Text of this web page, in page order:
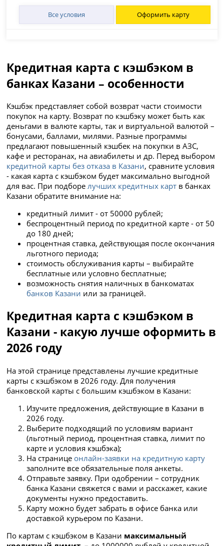
Все условия Оформить карту
Кредитная карта с кэшбэком в
банках Казани – особенности
Кэшбэк представляет собой возврат части стоимости
покупок на карту. Возврат по кэшбэку может быть как
деньгами в валюте карты, так и виртуальной валютой –
бонусами, баллами, милями. Разные программы
предлагают повышенный кэшбек на покупки в АЗС,
кафе и ресторанах, на авиабилеты и др. Перед выбором
кредитной карты без отказа в Казани, сравните условия
- какая карта с кэшбэком будет максимально выгодной
для вас. При подборелучших кредитных карт в банках
Казани обратите внимание на:
кредитный лимит - от 50000 рублей;
беспроцентный период по кредитной карте - от 50
до 180 дней;
процентная ставка, действующая после окончания
льготного периода;
стоимость обслуживания карты – выбирайте
бесплатные или условно бесплатные;
возможность снятия наличных в банкоматах
банков Казани или за границей.
Кредитная карта с кэшбэком в
Казани - какую лучше оформить в
2026 году
На этой странице представлены лучшие кредитные
карты с кэшбэком в 2026 году. Для получения
банковской карты с большим кэшбэком в Казани:
Изучите предложения, действующие в Казани в
2026 году.
Выберите подходящий по условиям вариант
(льготный период, процентная ставка, лимит по
карте и условия кэшбэка);
На странице онлайн-заявки на кредитную карту
заполните все обязательные поля анкеты.
Отправьте заявку. При одобрении – сотрудник
банка Казани свяжется с вами и расскажет, какие
документы нужно предоставить.
Карту можно будет забрать в офисе банка или
доставкой курьером по Казани.
По картам с кэшбэком в Казани максимальный